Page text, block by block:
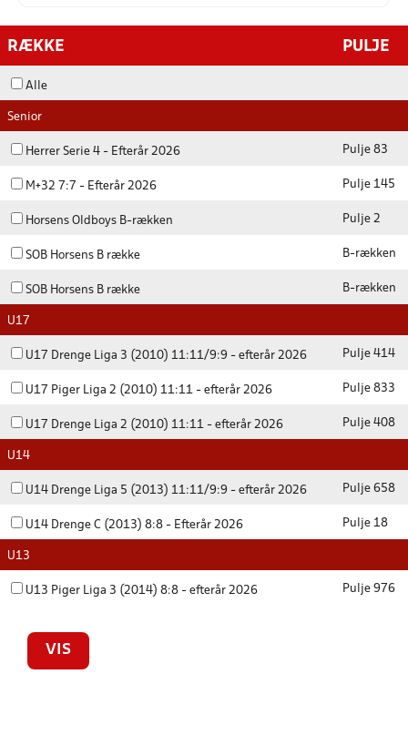
RÆKKE PULJE
Alle
Senior
Herrer Serie 4 - Efterår 2026 Pulje 83
M+32 7:7 - Efterår 2026 Pulje 145
Horsens Oldboys B-rækken Pulje 2
SOB Horsens B række B-rækken
SOB Horsens B række B-rækken
U17
U17 Drenge Liga 3 (2010) 11:11/9:9 - efterår 2026 Pulje 414
U17 Piger Liga 2 (2010) 11:11 - efterår 2026 Pulje 833
U17 Drenge Liga 2 (2010) 11:11 - efterår 2026 Pulje 408
U14
U14 Drenge Liga 5 (2013) 11:11/9:9 - efterår 2026 Pulje 658
U14 Drenge C (2013) 8:8 - Efterår 2026 Pulje 18
U13
U13 Piger Liga 3 (2014) 8:8 - efterår 2026 Pulje 976
VIS